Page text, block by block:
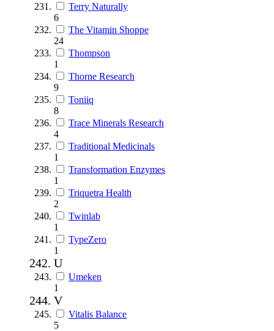
Terry Naturally
6
The Vitamin Shoppe
24
Thompson
1
Thorne Research
9
Toniiq
8
Trace Minerals Research
4
Traditional Medicinals
1
Transformation Enzymes
1
Triquetra Health
2
Twinlab
1
TypeZero
1
U
Umeken
1
V
Vitalis Balance
5